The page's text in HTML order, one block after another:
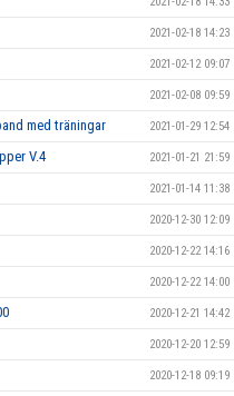
2021-02-18 14:23
2021-02-12 09:07
2021-02-08 09:59
med träningar 2021-01-29 12:54
V.4 2021-01-21 21:59
2021-01-14 11:38
2020-12-30 12:09
2020-12-22 14:16
2020-12-22 14:00
2020-12-21 14:42
2020-12-20 12:59
2020-12-18 09:19